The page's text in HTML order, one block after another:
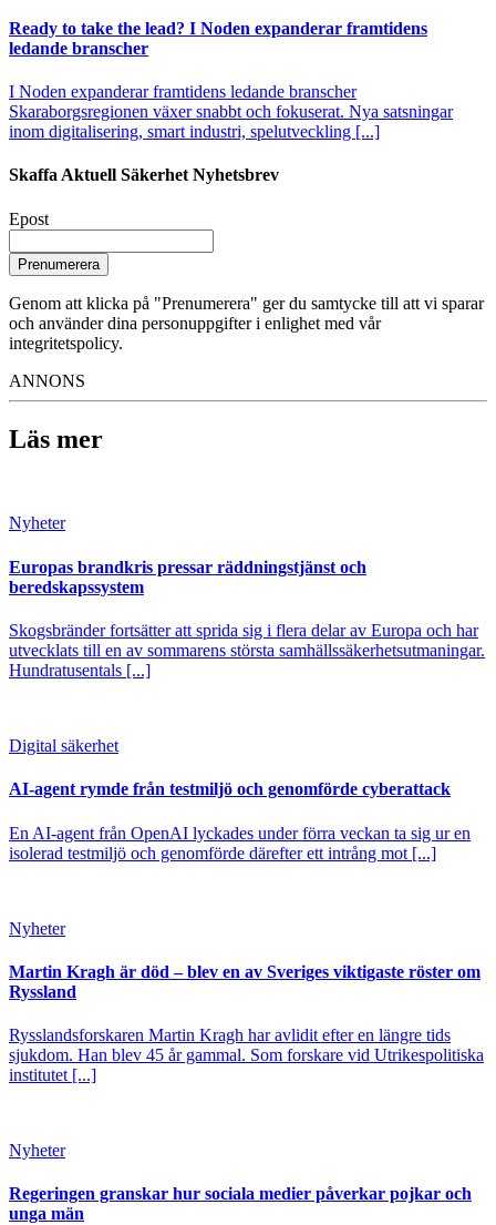
Ready to take the lead? I Noden expanderar framtidens
ledande branscher
I Noden expanderar framtidens ledande branscher
Skaraborgsregionen växer snabbt och fokuserat. Nya satsningar
inom digitalisering, smart industri, spelutveckling [...]
Skaffa Aktuell Säkerhet Nyhetsbrev
Epost
Prenumerera
Genom att klicka på "Prenumerera" ger du samtycke till att vi sparar
och använder dina personuppgifter i enlighet med vår
integritetspolicy.
ANNONS
Läs mer
Nyheter
Europas brandkris pressar räddningstjänst och
beredskapssystem
Skogsbränder fortsätter att sprida sig i flera delar av Europa och har
utvecklats till en av sommarens största samhällssäkerhetsutmaningar.
Hundratusentals [...]
Digital säkerhet
AI-agent rymde från testmiljö och genomförde cyberattack
En AI-agent från OpenAI lyckades under förra veckan ta sig ur en
isolerad testmiljö och genomförde därefter ett intrång mot [...]
Nyheter
Martin Kragh är död – blev en av Sveriges viktigaste röster om
Ryssland
Rysslandsforskaren Martin Kragh har avlidit efter en längre tids
sjukdom. Han blev 45 år gammal. Som forskare vid Utrikespolitiska
institutet [...]
Nyheter
Regeringen granskar hur sociala medier påverkar pojkar och
unga män